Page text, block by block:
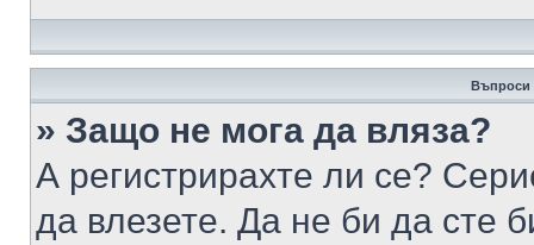
Въпроси
» Защо не мога да вляза?
А регистрирахте ли се?
да влезете. Да не би да сте